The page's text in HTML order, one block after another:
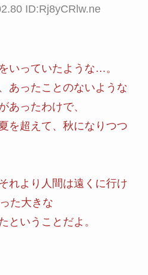
ID:Rj8yCRlw.ne
いっていたような…。
あったことのないような
あったわけで、
を超えて、秋になりつつ
れより人間は遠くに行け
た大きな
いうことだよ。